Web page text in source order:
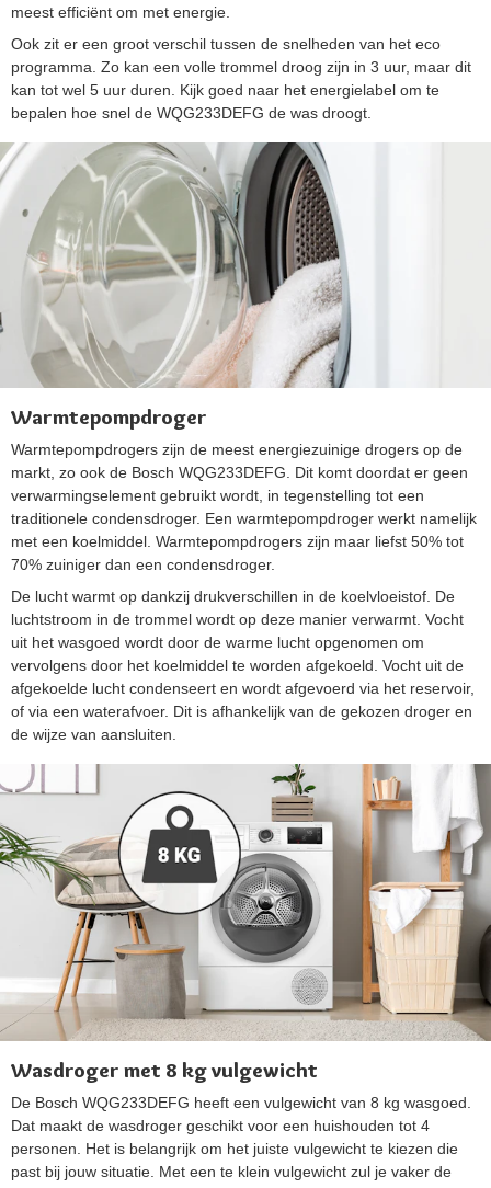
meest efficiënt om met energie.
Ook zit er een groot verschil tussen de snelheden van het eco
programma. Zo kan een volle trommel droog zijn in 3 uur, maar dit
kan tot wel 5 uur duren. Kijk goed naar het energielabel om te
bepalen hoe snel de WQG233DEFG de was droogt.
Warmtepompdroger
Warmtepompdrogers zijn de meest energiezuinige drogers op de
markt, zo ook de Bosch WQG233DEFG. Dit komt doordat er geen
verwarmingselement gebruikt wordt, in tegenstelling tot een
traditionele condensdroger. Een warmtepompdroger werkt namelijk
met een koelmiddel. Warmtepompdrogers zijn maar liefst 50% tot
70% zuiniger dan een condensdroger.
De lucht warmt op dankzij drukverschillen in de koelvloeistof. De
luchtstroom in de trommel wordt op deze manier verwarmt. Vocht
uit het wasgoed wordt door de warme lucht opgenomen om
vervolgens door het koelmiddel te worden afgekoeld. Vocht uit de
afgekoelde lucht condenseert en wordt afgevoerd via het reservoir,
of via een waterafvoer. Dit is afhankelijk van de gekozen droger en
de wijze van aansluiten.
Wasdroger met 8 kg vulgewicht
De Bosch WQG233DEFG heeft een vulgewicht van 8 kg wasgoed.
Dat maakt de wasdroger geschikt voor een huishouden tot 4
personen. Het is belangrijk om het juiste vulgewicht te kiezen die
past bij jouw situatie. Met een te klein vulgewicht zul je vaker de